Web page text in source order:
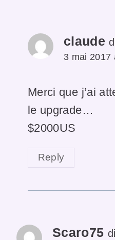
claude
3 mai 2017
Merci que j’ai
le upgrade…
$2000US
Reply
Scaro75